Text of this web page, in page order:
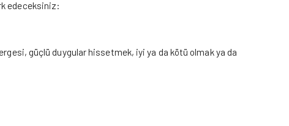
edeceksiniz:
güçlü duygular hissetmek, iyi ya da kötü olmak ya da